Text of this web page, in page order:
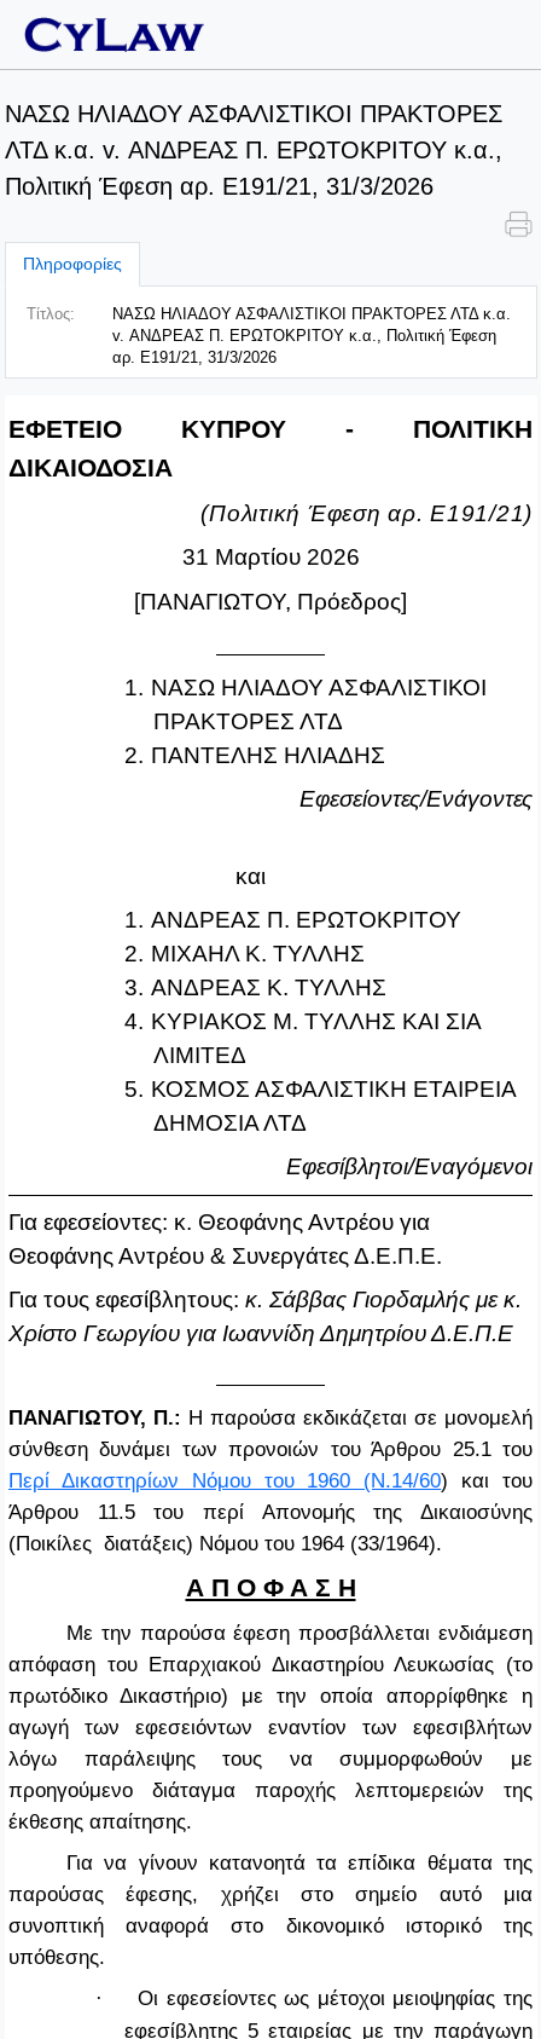
ΝΑΣΩ ΗΛΙΑΔΟΥ ΑΣΦΑΛΙΣΤΙΚΟΙ ΠΡΑΚΤΟΡΕΣ
ΛΤΔ κ.α. v. ΑΝΔΡΕΑΣ Π. ΕΡΩΤΟΚΡΙΤΟΥ κ.α.,
Πολιτική Έφεση αρ. Ε191/21, 31/3/2026
Πληροφορίες
Τίτλος:
ΝΑΣΩ ΗΛΙΑΔΟΥ ΑΣΦΑΛΙΣΤΙΚΟΙ ΠΡΑΚΤΟΡΕΣ ΛΤΔ κ.α.
v. ΑΝΔΡΕΑΣ Π. ΕΡΩΤΟΚΡΙΤΟΥ κ.α., Πολιτική Έφεση
αρ. Ε191/21, 31/3/2026
ΕΦΕΤΕΙΟ ΚΥΠΡΟΥ - ΠΟΛΙΤΙΚΗ
ΔΙΚΑΙΟΔΟΣΙΑ
(Πολιτική Έφεση αρ. Ε191/21)
31 Μαρτίου 2026
[ΠΑΝΑΓΙΩΤΟΥ, Πρόεδρος]
1. ΝΑΣΩ ΗΛΙΑΔΟΥ ΑΣΦΑΛΙΣΤΙΚΟΙ
ΠΡΑΚΤΟΡΕΣ ΛΤΔ
2. ΠΑΝΤΕΛΗΣ ΗΛΙΑΔΗΣ
Εφεσείοντες/Ενάγοντες
και
1. ΑΝΔΡΕΑΣ Π. ΕΡΩΤΟΚΡΙΤΟΥ
2. ΜΙΧΑΗΛ Κ. ΤΥΛΛΗΣ
3. ΑΝΔΡΕΑΣ Κ. ΤΥΛΛΗΣ
4. ΚΥΡΙΑΚΟΣ Μ. ΤΥΛΛΗΣ ΚΑΙ ΣΙΑ
ΛΙΜΙΤΕΔ
5. ΚΟΣΜΟΣ ΑΣΦΑΛΙΣΤΙΚΗ ΕΤΑΙΡΕΙΑ
ΔΗΜΟΣΙΑ ΛΤΔ
Εφεσίβλητοι/Εναγόμενοι
Για εφεσείοντες: κ. Θεοφάνης Αντρέου για
Θεοφάνης Αντρέου & Συνεργάτες Δ.Ε.Π.Ε.
Για τους εφεσίβλητους: κ. Σάββας Γιορδαμλής με κ.
Χρίστο Γεωργίου για Ιωαννίδη Δημητρίου Δ.Ε.Π.Ε
ΠΑΝΑΓΙΩΤΟΥ, Π.: Η παρούσα εκδικάζεται σε μονομελή
σύνθεση δυνάμει των προνοιών του Άρθρου 25.1 του
Περί Δικαστηρίων Νόμου του 1960 (Ν.14/60) και του
Άρθρου 11.5 του περί Απονομής της Δικαιοσύνης
(Ποικίλες διατάξεις) Νόμου του 1964 (33/1964).
Α Π Ο Φ Α Σ Η
Με την παρούσα έφεση προσβάλλεται ενδιάμεση
απόφαση του Επαρχιακού Δικαστηρίου Λευκωσίας (το
πρωτόδικο Δικαστήριο) με την οποία απορρίφθηκε η
αγωγή των εφεσειόντων εναντίον των εφεσιβλήτων
λόγω παράλειψης τους να συμμορφωθούν με
προηγούμενο διάταγμα παροχής λεπτομερειών της
έκθεσης απαίτησης.
Για να γίνουν κατανοητά τα επίδικα θέματα της
παρούσας έφεσης, χρήζει στο σημείο αυτό μια
συνοπτική αναφορά στο δικονομικό ιστορικό της
υπόθεσης.
·
Οι εφεσείοντες ως μέτοχοι μειοψηφίας της
εφεσίβλητης 5 εταιρείας με την παράγωγη